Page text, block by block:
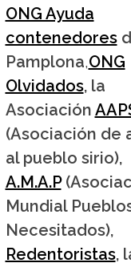
ONG Ayuda
contenedores
Pamplona,ONG
Olvidados, la
Asociación
(Asociación de
al pueblo sirio),
A.M.A.P
Mundial
Necesitados),
Redentoristas,